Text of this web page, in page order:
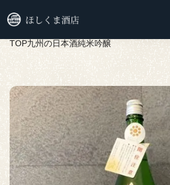
TOP九州の日本酒純米吟醸